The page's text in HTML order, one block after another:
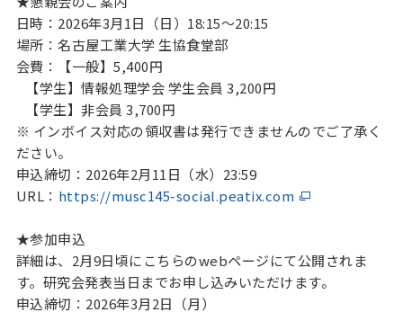
日時：2026年3月1日（日）18:15〜20:15
場所：名古屋工業大学 生協食堂部
会費：【一般】5,400円
【学生】情報処理学会 学生会員 3,200円
【学生】非会員 3,700円
※ インボイス対応の領収書は発行できませんのでご了承く
ださい。
申込締切：2026年2月11日（水）23:59
URL： https://musc145-social.peatix.com
★参加申込
詳細は、2月9日頃にこちらのwebページにて公開されま
す。研究会発表当日までお申し込みいただけます。
申込締切：2026年3月2日（月）